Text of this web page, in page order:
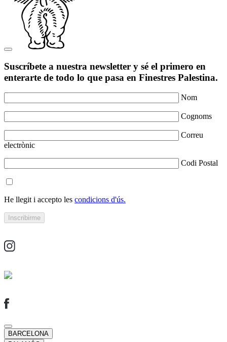
Suscríbete a nuestra newsletter y sé el primero en
enterarte de todo lo que pasa en Finestres Palestina.
Nom
Cognoms
Correu
electrònic
Codi Postal
He llegit i accepto les condicions d'ús.
BARCELONA